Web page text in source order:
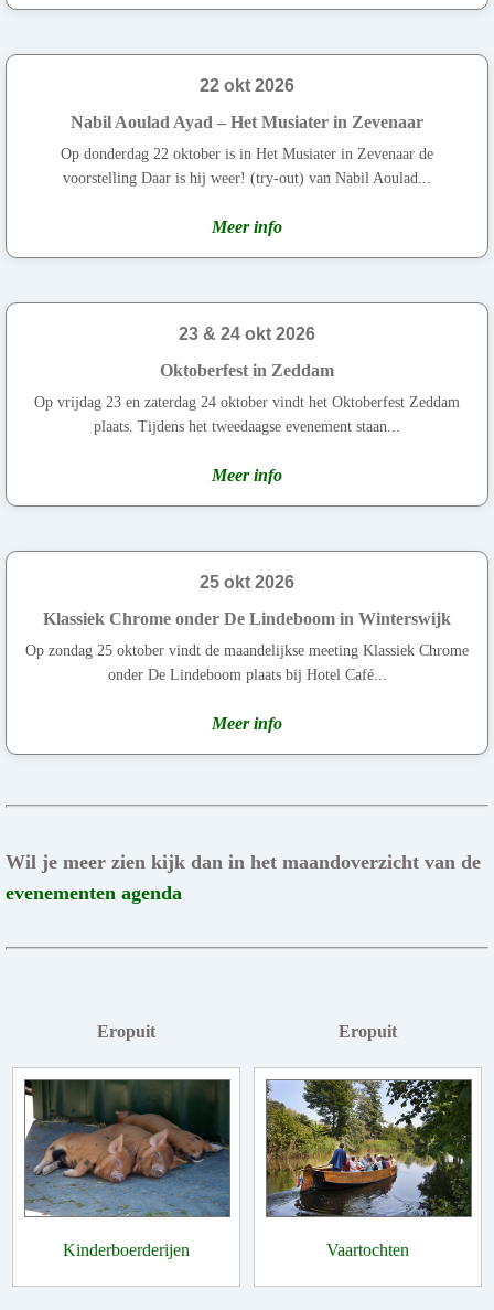
22 okt 2026
Nabil Aoulad Ayad – Het Musiater in Zevenaar
Op donderdag 22 oktober is in Het Musiater in Zevenaar de
voorstelling Daar is hij weer! (try-out) van Nabil Aoulad...
Meer info
23 & 24 okt 2026
Oktoberfest in Zeddam
Op vrijdag 23 en zaterdag 24 oktober vindt het Oktoberfest Zeddam
plaats. Tijdens het tweedaagse evenement staan...
Meer info
25 okt 2026
Klassiek Chrome onder De Lindeboom in Winterswijk
Op zondag 25 oktober vindt de maandelijkse meeting Klassiek Chrome
onder De Lindeboom plaats bij Hotel Café...
Meer info
Wil je meer zien kijk dan in het maandoverzicht van de
evenementen agenda
Eropuit
Kinderboerderijen
Eropuit
Vaartochten